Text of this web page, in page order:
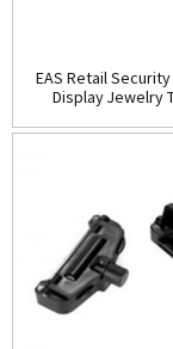
EAS Retail
Display Jewelry